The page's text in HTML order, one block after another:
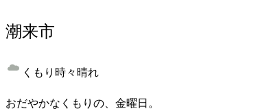
潮来市
くもり時々晴れ
おだやかなくもりの、金曜日。